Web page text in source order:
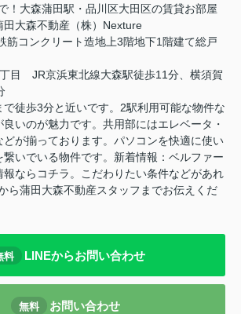
！大森蒲田駅・品川区大田区の賃貸お部屋
田大森不動産（株）Nexture
コンクリート造地上3階地下1階建て総戸
目 JR京浜東北線大森駅徒歩11分、横須賀
で徒歩3分と近いです。2駅利用可能な物件な
いのが魅力です。共用部にはエレベータ・
が揃っております。パソコンを快適に使い
繋いでいる物件です。新着情報：ベルファー
報ならコチラ。こだわりたい条件などがあれ
ら蒲田大森不動産スタッフまでお伝えくだ
料 LINEからお問い合わせ
無料 お問い合わせ